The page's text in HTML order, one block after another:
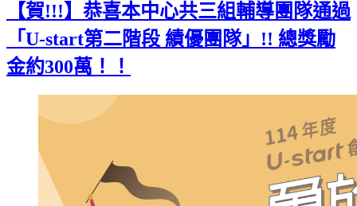
【賀!!!】恭喜本中心共三組輔導團隊通過
「U-start第二階段 績優團隊」!! 總獎勵
金約300萬！！